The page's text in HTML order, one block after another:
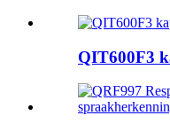
QIT600F3